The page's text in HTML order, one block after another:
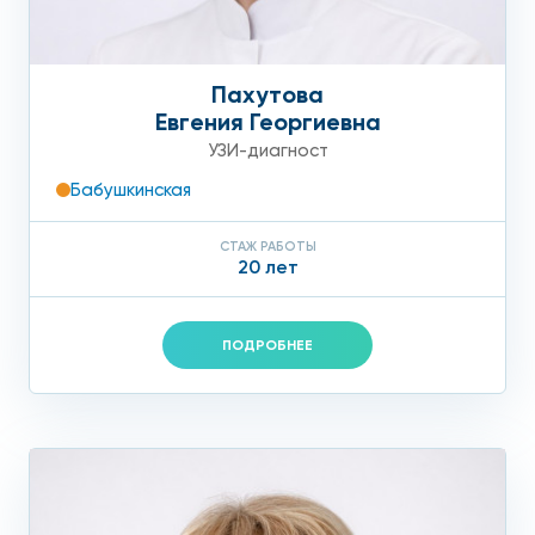
Пахутова
Евгения Георгиевна
УЗИ-диагност
Бабушкинская
СТАЖ РАБОТЫ
20 лет
ПОДРОБНЕЕ